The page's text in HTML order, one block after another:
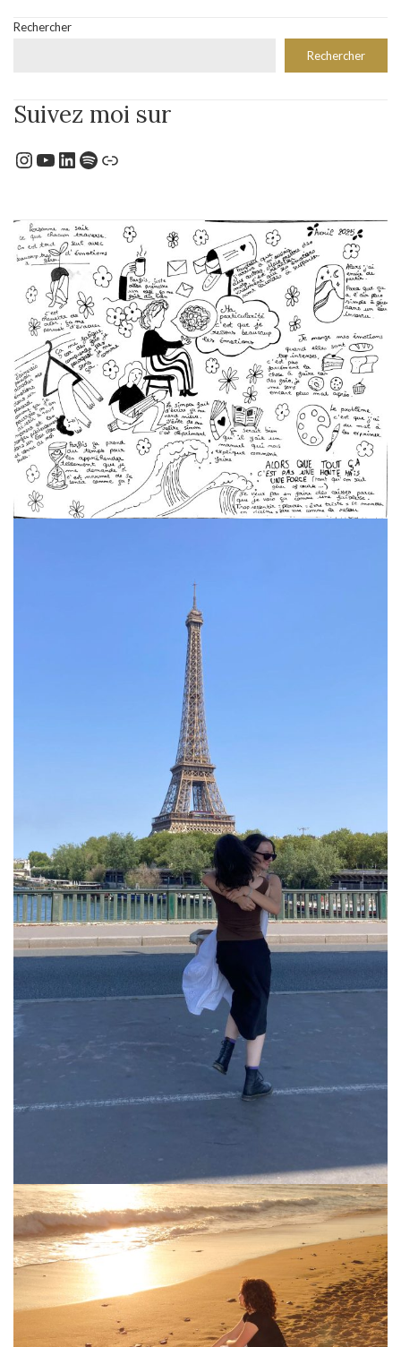
Rechercher
Rechercher
Suivez moi sur
Instagram
YouTube
LinkedIn
Spotify
Lien